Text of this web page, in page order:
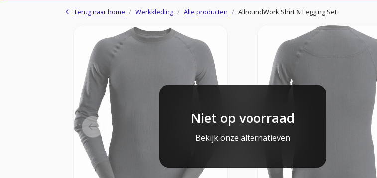
Terug naar home Werkkleding Alle producten AllroundWork Shirt & Legging Set
Niet op voorraad
Bekijk onze alternatieven